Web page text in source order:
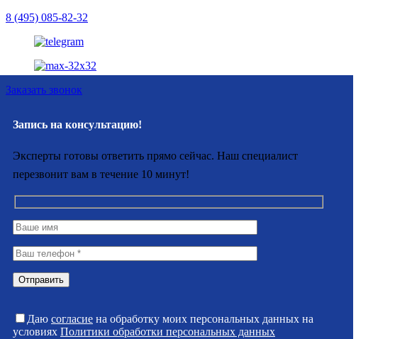
8 (495) 085-82-32
Заказать звонок
Запись на консультацию!
Эксперты готовы ответить прямо сейчас. Наш специалист
перезвонит вам в течение 10 минут!
Даю согласие на обработку моих персональных данных на
условиях Политики обработки персональных данных